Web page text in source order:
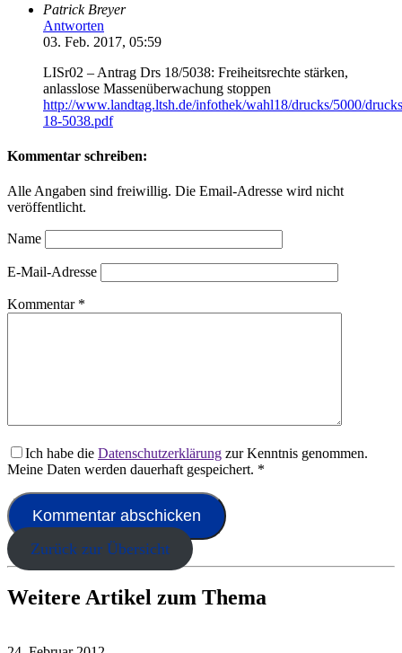
Patrick Breyer
Antworten
03. Feb. 2017, 05:59
LISr02 – Antrag Drs 18/5038: Freiheitsrechte stärken,
anlasslose Massenüberwachung stoppen
http://www.landtag.ltsh.de/infothek/wahl18/drucks/5000/
18-5038.pdf
Kommentar schreiben:
Alle Angaben sind freiwillig. Die Email-Adresse wird nicht
veröffentlicht.
Name
E-Mail-Adresse
Kommentar *
Ich habe die Datenschutzerklärung zur Kenntnis genommen.
Meine Daten werden dauerhaft gespeichert. *
Zurück zur Übersicht
Weitere Artikel zum Thema